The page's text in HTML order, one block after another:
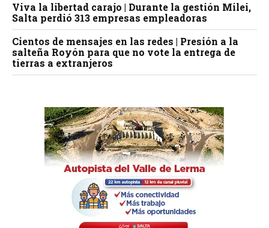
Viva la libertad carajo | Durante la gestión Milei,
Salta perdió 313 empresas empleadoras
Cientos de mensajes en las redes | Presión a la
salteña Royón para que no vote la entrega de
tierras a extranjeros